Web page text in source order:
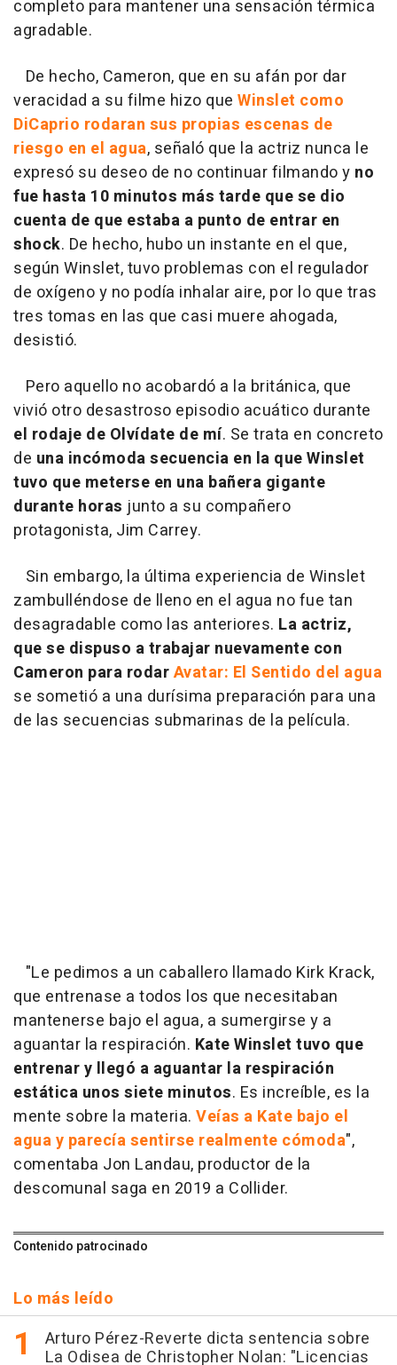
completo para mantener una sensación térmica
agradable.
De hecho, Cameron, que en su afán por dar
veracidad a su filme hizo que Winslet como
DiCaprio rodaran sus propias escenas de
riesgo en el agua, señaló que la actriz nunca le
expresó su deseo de no continuar filmando y no
fue hasta 10 minutos más tarde que se dio
cuenta de que estaba a punto de entrar en
shock. De hecho, hubo un instante en el que,
según Winslet, tuvo problemas con el regulador
de oxígeno y no podía inhalar aire, por lo que tras
tres tomas en las que casi muere ahogada,
desistió.
Pero aquello no acobardó a la británica, que
vivió otro desastroso episodio acuático durante
el rodaje de Olvídate de mí. Se trata en concreto
de una incómoda secuencia en la que Winslet
tuvo que meterse en una bañera gigante
durante horas junto a su compañero
protagonista, Jim Carrey.
Sin embargo, la última experiencia de Winslet
zambulléndose de lleno en el agua no fue tan
desagradable como las anteriores. La actriz,
que se dispuso a trabajar nuevamente con
Cameron para rodarAvatar: El Sentido del agua
se sometió a una durísima preparación para una
de las secuencias submarinas de la película.
"Le pedimos a un caballero llamado Kirk Krack,
que entrenase a todos los que necesitaban
mantenerse bajo el agua, a sumergirse y a
aguantar la respiración. Kate Winslet tuvo que
entrenar y llegó a aguantar la respiración
estática unos siete minutos. Es increíble, es la
mente sobre la materia. Veías a Kate bajo el
agua y parecía sentirse realmente cómoda",
comentaba Jon Landau, productor de la
descomunal saga en 2019 a Collider.
Contenido patrocinado
Lo más leído
Arturo Pérez-Reverte dicta sentencia sobre
La Odisea de Christopher Nolan: "Licencias